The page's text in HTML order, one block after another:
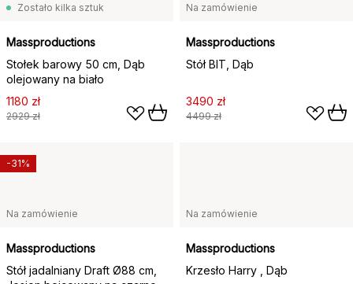
Zostało kilka sztuk
Massproductions
Stołek barowy 50 cm, Dąb
olejowany na biało
1180 zł
2929 zł
Na zamówienie
Massproductions
Stół BIT, Dąb
3490 zł
4499 zł
Na zamówienie
Massproductions
Stół jadalniany Draft Ø88 cm,
-31%
Na zamówienie
Massproductions
Krzesło Harry , Dąb